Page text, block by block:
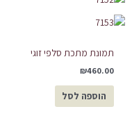
תמונת מתכת סלפי זוגי
₪460.00
הוספה לסל